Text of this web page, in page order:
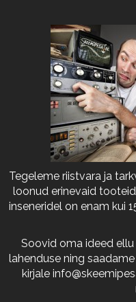
Tegeleme riistvara ja
loonud erinevaid
inseneridel on enam kui
Soovid oma ideed
lahenduse ning
kirjale